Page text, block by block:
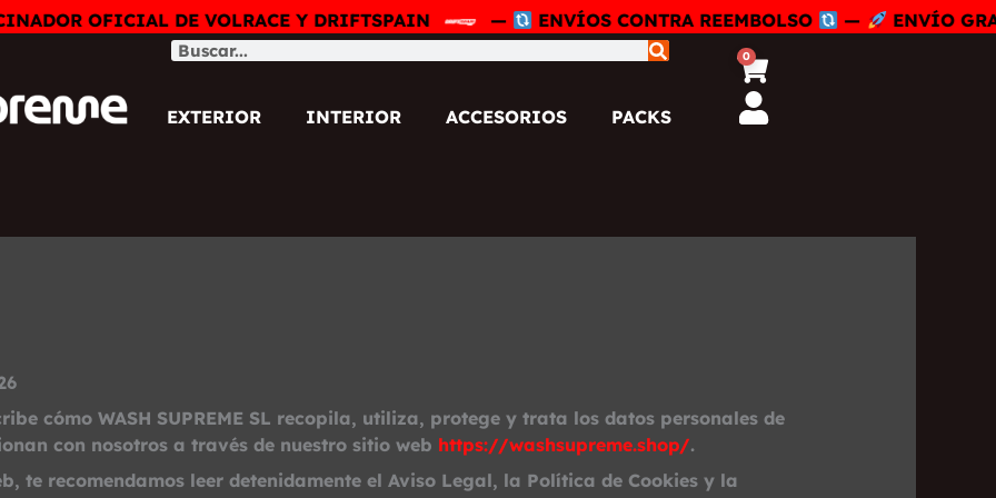
OFICIAL DE VOLRACE Y DRIFTSPAIN — ENVÍOS CONTRA REEMBOLSO — ENVÍO GRATIS
Buscar 0
Carrito
EXTERIOR INTERIOR ACCESORIOS PACKS
cómo WASH SUPREME SL recopila, utiliza, protege y trata los datos personales de
con nosotros a través de nuestro sitio web https://washsupreme.shop/.
te recomendamos leer detenidamente el Aviso Legal, la Política de Cookies y la